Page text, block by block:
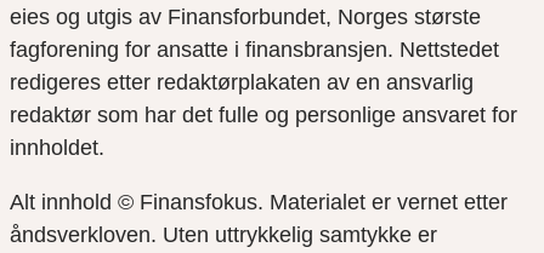
eies og utgis av Finansforbundet, Norges største
fagforening for ansatte i finansbransjen. Nettstedet
redigeres etter redaktørplakaten av en ansvarlig
redaktør som har det fulle og personlige ansvaret for
innholdet.
Alt innhold © Finansfokus. Materialet er vernet etter
åndsverkloven. Uten uttrykkelig samtykke er